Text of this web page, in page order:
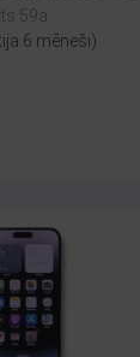
59a
6 mēneši)